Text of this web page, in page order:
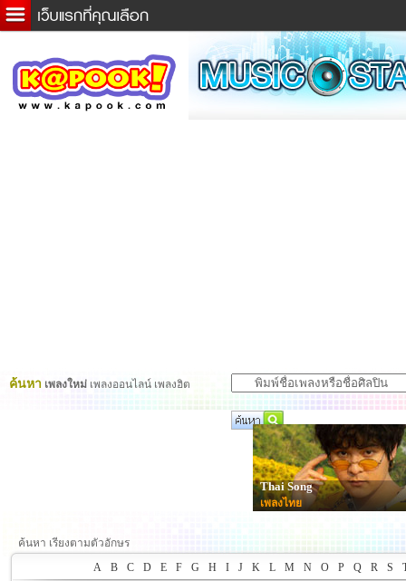
ข่าวด่วน
ละคร
ค้นหา เพลงใหม่ เพลงออนไลน์ เพลงฮิต
Thai Song
เพลงไทย
ค้นหา เรียงตามตัวอักษร
A
B C D E F G H I J K L M N O P Q R S